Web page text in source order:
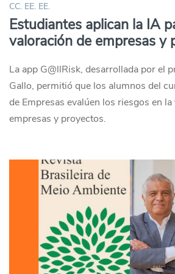
CC. EE. EE.
Estudiantes aplican la IA
valoración de empresas y
La app G@llRisk, desarrollada por el
Gallo, permitió que los alumnos del
de Empresas evalúen los riesgos en
empresas y proyectos.